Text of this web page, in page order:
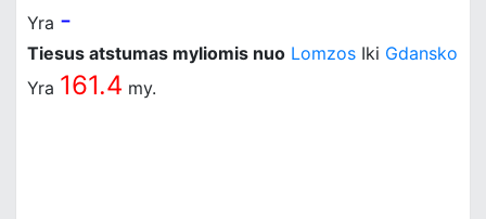
Yra -
Tiesus atstumas myliomis nuo Lomzos Iki Gdansko
Yra 161.4 my.